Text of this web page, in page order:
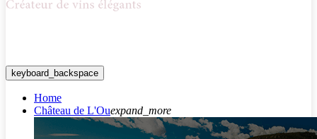
keyboard_backspace
Home
Château de L'Ouexpand_more